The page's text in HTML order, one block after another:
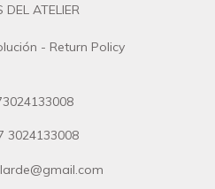
DEL ATELIER
- Return Policy
3024133008